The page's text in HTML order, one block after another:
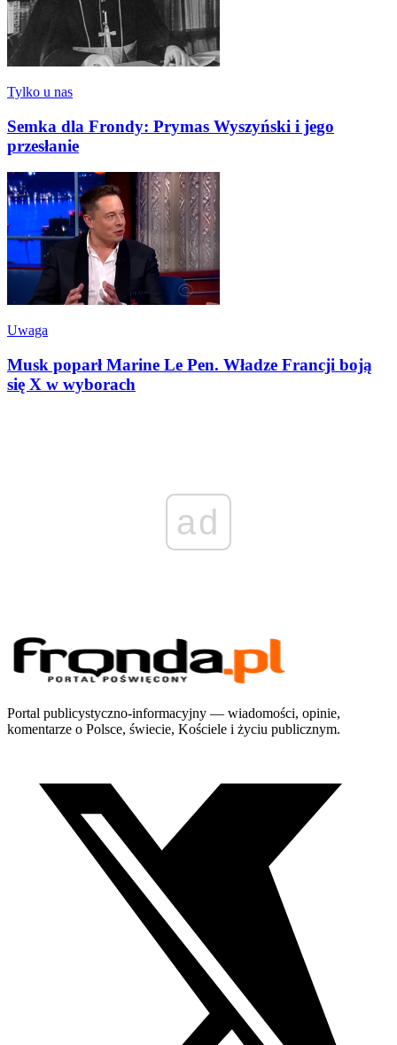
Tylko u nas
Semka dla Frondy: Prymas Wyszyński i jego
przesłanie
Uwaga
Musk poparł Marine Le Pen. Władze Francji boją
się X w wyborach
ad
Portal publicystyczno-informacyjny — wiadomości, opinie,
komentarze o Polsce, świecie, Kościele i życiu publicznym.